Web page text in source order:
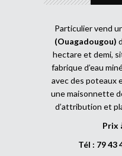
Particulier vend
(Ouagadougou)
hectare et demi,
fabrique d’eau
avec des poteaux
une maisonnette
d’attribution et
Prix
Tél : 79 43